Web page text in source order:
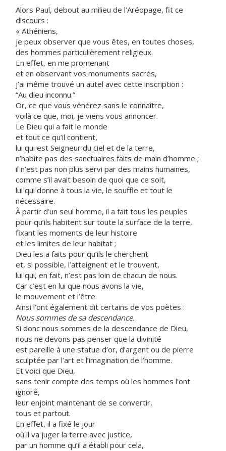
Alors Paul, debout au milieu de l’Aréopage, fit ce
discours :
« Athéniens,
je peux observer que vous êtes, en toutes choses,
des hommes particulièrement religieux.
En effet, en me promenant
et en observant vos monuments sacrés,
j’ai même trouvé un autel avec cette inscription :
“Au dieu inconnu.”
Or, ce que vous vénérez sans le connaître,
voilà ce que, moi, je viens vous annoncer.
Le Dieu qui a fait le monde
et tout ce qu’il contient,
lui qui est Seigneur du ciel et de la terre,
n’habite pas des sanctuaires faits de main d’homme ;
il n’est pas non plus servi par des mains humaines,
comme s’il avait besoin de quoi que ce soit,
lui qui donne à tous la vie, le souffle et tout le
nécessaire.
À partir d’un seul homme, il a fait tous les peuples
pour qu’ils habitent sur toute la surface de la terre,
fixant les moments de leur histoire
et les limites de leur habitat ;
Dieu les a faits pour qu’ils le cherchent
et, si possible, l’atteignent et le trouvent,
lui qui, en fait, n’est pas loin de chacun de nous.
Car c’est en lui que nous avons la vie,
le mouvement et l’être.
Ainsi l’ont également dit certains de vos poètes :
Nous sommes de sa descendance.
Si donc nous sommes de la descendance de Dieu,
nous ne devons pas penser que la divinité
est pareille à une statue d’or, d’argent ou de pierre
sculptée par l’art et l’imagination de l’homme.
Et voici que Dieu,
sans tenir compte des temps où les hommes l’ont
ignoré,
leur enjoint maintenant de se convertir,
tous et partout.
En effet, il a fixé le jour
où il va juger la terre avec justice,
par un homme qu’il a établi pour cela,